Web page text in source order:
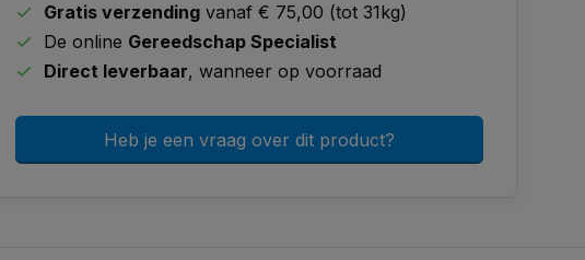
Gratis verzending vanaf € 75,00 (tot 31kg)
De online Gereedschap Specialist
Direct leverbaar, wanneer op voorraad
Heb je een vraag over dit product?